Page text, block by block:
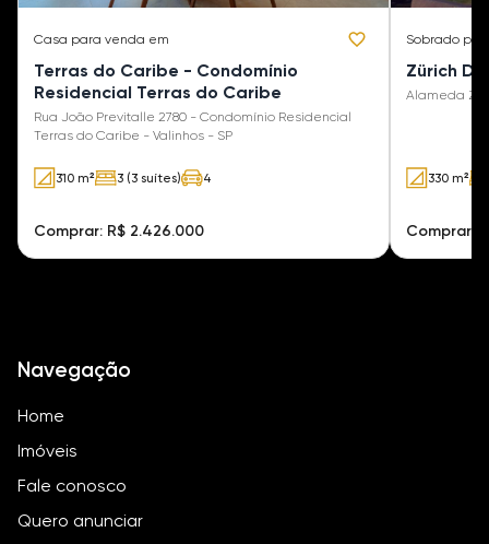
Casa para venda em
Terras do Caribe - Condomínio
Residencial Terras do Caribe
Rua João Previtalle 2780 - Condomínio Residencial
Terras do Caribe - Valinhos - SP
310 m² 3 (3 suítes) 4
Comprar: R$ 2.426.000
Sobrado
Zürich
Alameda
330 m²
Comprar:
Navegação
Home
Imóveis
Fale conosco
Quero anunciar